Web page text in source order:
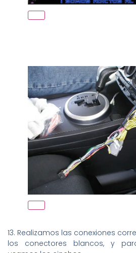
13. Realizamos las conexiones
los conectores blancos, y